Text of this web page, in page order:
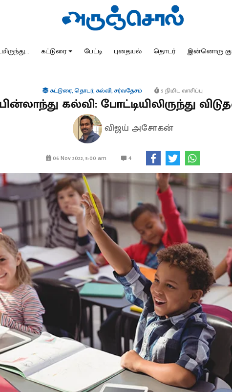
கட்டுரை பேட்டி புதையல் தொடர் இன்னொரு
கட்டுரை,தொடர்,கல்வி,சர்வதேசம் 5 நிமிட வாசிப்பு
கல்வி: போட்டியிலிருந்து
விஜய் அசோகன்
06 Nov 2022, 5:00 am 4